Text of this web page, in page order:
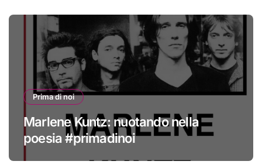
Prima di noi
Marlene Kuntz: nuotando nella
poesia #primadinoi